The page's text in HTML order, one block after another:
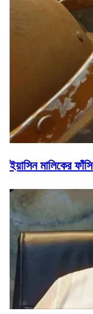
ইয়াসিন মালিকের